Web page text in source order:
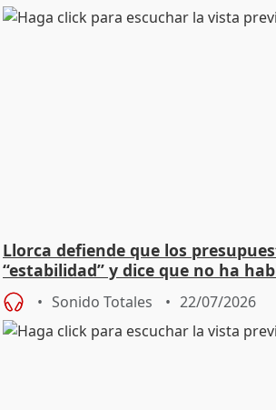
Llorca defiende que los
“estabilidad” y dice que no ha
Sonido Totales 22/07/2026